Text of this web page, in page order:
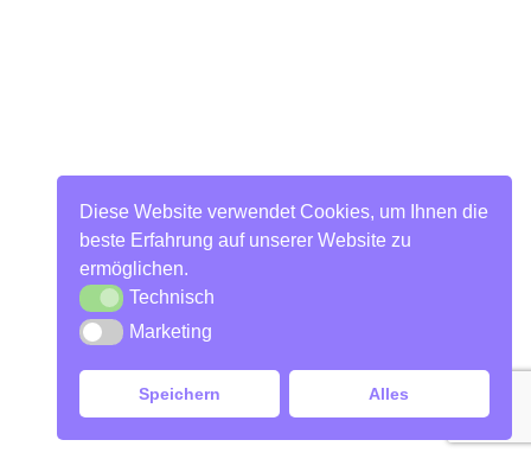
Diese Website verwendet Cookies, um Ihnen die
beste Erfahrung auf unserer Website zu
ermöglichen.
Technisch
Marketing
Speichern Alles